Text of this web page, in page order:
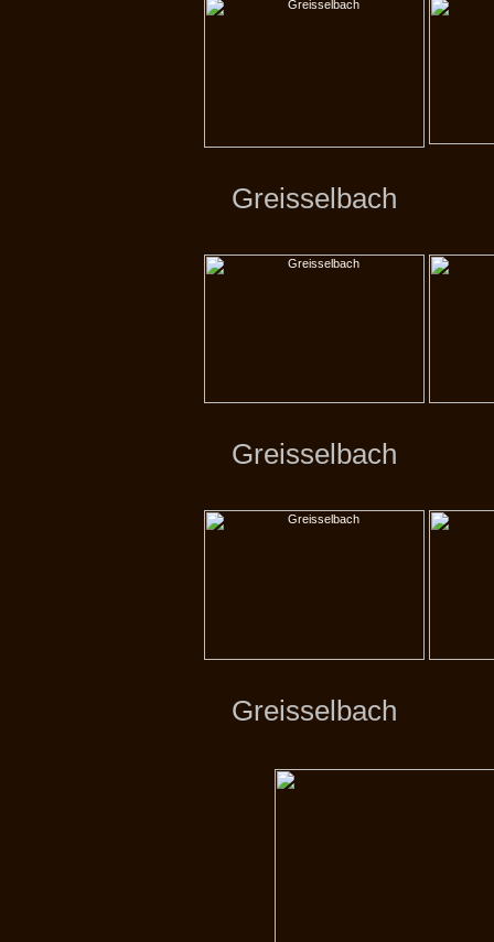
Greisselbach
Greisselbach
Greisselbach